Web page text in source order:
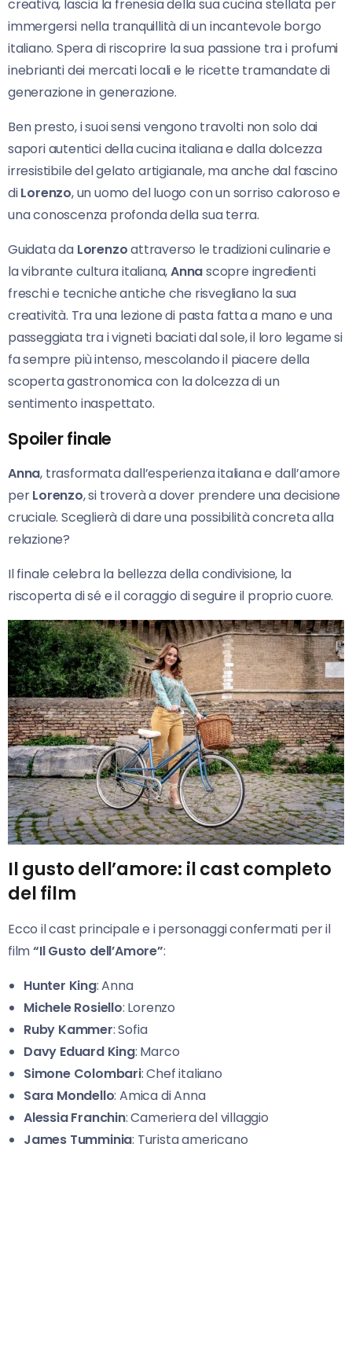
creativa, lascia la frenesia della sua cucina stellata per
immergersi nella tranquillità di un incantevole borgo
italiano. Spera di riscoprire la sua passione tra i profumi
inebrianti dei mercati locali e le ricette tramandate di
generazione in generazione.
Ben presto, i suoi sensi vengono travolti non solo dai
sapori autentici della cucina italiana e dalla dolcezza
irresistibile del gelato artigianale, ma anche dal fascino
diLorenzo, un uomo del luogo con un sorriso caloroso e
una conoscenza profonda della sua terra.
Guidata da Lorenzoattraverso le tradizioni culinarie e
la vibrante cultura italiana,Annascopre ingredienti
freschi e tecniche antiche che risvegliano la sua
creatività. Tra una lezione di pasta fatta a mano e una
passeggiata tra i vigneti baciati dal sole, il loro legame si
fa sempre più intenso, mescolando il piacere della
scoperta gastronomica con la dolcezza di un
sentimento inaspettato.
Spoiler finale
Anna, trasformata dall’esperienza italiana e dall’amore
perLorenzo, si troverà a dover prendere una decisione
cruciale. Sceglierà di dare una possibilità concreta alla
relazione?
Il finale celebra la bellezza della condivisione, la
riscoperta di sé e il coraggio di seguire il proprio cuore.
Il gusto dell’amore: il cast completo
del film
Ecco il cast principale e i personaggi confermati per il
film“Il Gusto dell’Amore”:
Hunter King: Anna
Michele Rosiello: Lorenzo
Ruby Kammer: Sofia
Davy Eduard King: Marco
Simone Colombari: Chef italiano
Sara Mondello: Amica di Anna
Alessia Franchin: Cameriera del villaggio
James Tumminia: Turista americano